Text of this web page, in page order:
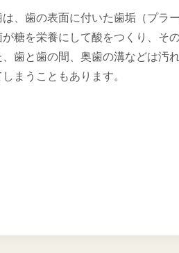
は、歯の表面に付いた歯垢（プラ
が糖を栄養にして酸をつくり、そ
、歯と歯の間、奥歯の溝などは汚
しまうこともあります。